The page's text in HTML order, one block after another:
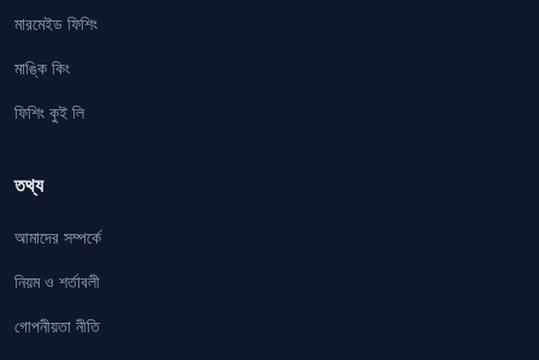
মারমেইড ফিশিং
মাঙ্কি কিং
ফিশিং কুই লি
তথ্য
আমাদের সম্পর্কে
নিয়ম ও শর্তাবলী
গোপনীয়তা নীতি